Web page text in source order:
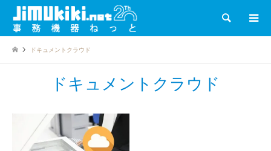
検索
ドキュメントクラウド
ドキュメントクラウド